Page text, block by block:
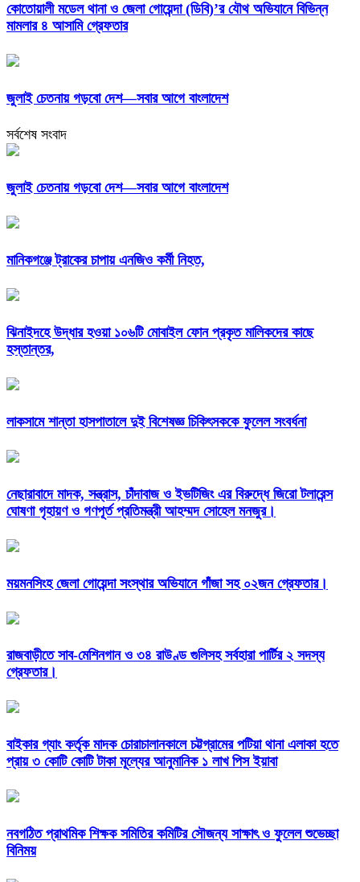
কোতোয়ালী মডেল থানা ও জেলা গোয়েন্দা (ডিবি)’র যৌথ অভিযানে বিভিন্ন
মামলার ৪ আসামি গ্রেফতার
জুলাই চেতনায় গড়বো দেশ—সবার আগে বাংলাদেশ
সর্বশেষ সংবাদ
জুলাই চেতনায় গড়বো দেশ—সবার আগে বাংলাদেশ
মানিকগঞ্জে ট্রাকের চাপায় এনজিও কর্মী নিহত,
ঝিনাইদহে উদ্ধার হওয়া ১০৬টি মোবাইল ফোন প্রকৃত মালিকদের কাছে
হস্তান্তর,
লাকসামে শান্তা হাসপাতালে দুই বিশেষজ্ঞ চিকিৎসককে ফুলেল সংবর্ধনা
নেছারাবাদে মাদক, সন্ত্রাস, চাঁদাবাজ ও ইভটিজিং এর বিরুদ্ধে জিরো টলারেন্স
ঘোষণা গৃহায়ণ ও গণপূর্ত প্রতিমন্ত্রী আহম্মদ সোহেল মনজুর।
ময়মনসিংহ জেলা গোয়েন্দা সংস্থার অভিযানে গাঁজা সহ ০২জন গ্রেফতার।
রাজবাড়ীতে সাব-মেশিনগান ও ৩৪ রাউণ্ড গুলিসহ সর্বহারা পার্টির ২ সদস্য
গ্রেফতার।
বাইকার গ্যাং কর্তৃক মাদক চোরাচালানকালে চট্টগ্রামের পটিয়া থানা এলাকা হতে
প্রায় ৩ কোটি কোটি টাকা মূল্যের আনুমানিক ১ লাখ পিস ইয়াবা
নবগঠিত প্রাথমিক শিক্ষক সমিতির কমিটির সৌজন্য সাক্ষাৎ ও ফুলেল শুভেচ্ছা
বিনিময়